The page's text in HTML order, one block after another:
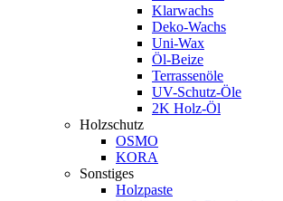
Klarwachs
Deko-Wachs
Uni-Wax
Öl-Beize
Terrassenöle
UV-Schutz-Öle
2K Holz-Öl
Holzschutz
OSMO
KORA
Sonstiges
Holzpaste